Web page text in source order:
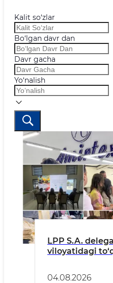
Kalit so‘zlar
Bo‘lgan davr dan
Davr gacha
Yo‘nalish
LPP S.A.
viloyatidagi
04.08.2026